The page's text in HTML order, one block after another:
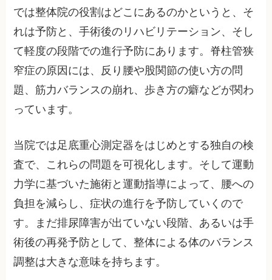
では整体院の役割はどこにあるのかというと、そ
れは予防と、手術後のリハビリテーション、そし
て軽度の段階での進行予防にあります。脊柱管狭
窄症の原因には、反り腰や股関節の使い方の問
題、筋力バランスの崩れ、歩き方の癖などが関わ
っています。
当院では足底重心測定器をはじめとする独自の検
査で、これらの問題を可視化します。そして運動
力学に基づいた施術と運動指導によって、腰への
負担を減らし、症状の進行を予防していくので
す。まだ排尿障害が出ていない段階、あるいは手
術後の再発予防として、整体による体のバランス
調整は大きな意味を持ちます。